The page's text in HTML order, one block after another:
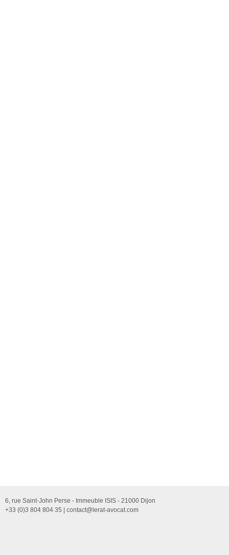
6, rue Saint-John Perse - Immeuble ISIS - 21000 Dijon
+33 (0)3 804 804 35 | contact@lerat-avocat.com